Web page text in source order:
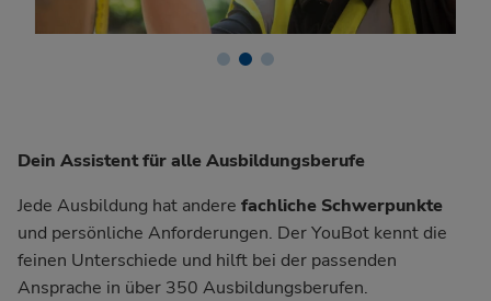
Dein Assistent für alle Ausbildungsberufe
Jede Ausbildung hat andere fachliche Schwerpunkte
und persönliche Anforderungen. Der YouBot kennt die
feinen Unterschiede und hilft bei der passenden
Ansprache in über 350 Ausbildungsberufen.